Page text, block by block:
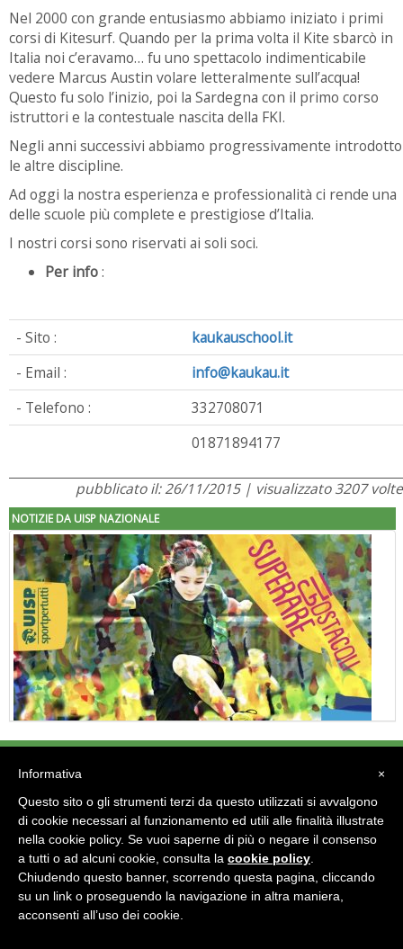
Nel 2000 con grande entusiasmo abbiamo iniziato i primi
corsi di Kitesurf. Quando per la prima volta il Kite sbarcò in
Italia noi c’eravamo… fu uno spettacolo indimenticabile
vedere Marcus Austin volare letteralmente sull’acqua!
Questo fu solo l’inizio, poi la Sardegna con il primo corso
istruttori e la contestuale nascita della FKI.
Negli anni successivi abbiamo progressivamente introdotto
le altre discipline.
Ad oggi la nostra esperienza e professionalità ci rende una
delle scuole più complete e prestigiose d’Italia.
I nostri corsi sono riservati ai soli soci.
Per info:
- Sito :
kaukauschool.it
- Email :
info@kaukau.it
- Telefono :
332708071
01871894177
pubblicato il: 26/11/2015 | visualizzato 3207 volte
NOTIZIE DA UISP NAZIONALE
"Superare gli ostacoli": la relazione di Tiziano Pesce al CN Uisp
e-mail:
Area Riservata 2.0
×
Informativa
Questo sito o gli strumenti terzi da questo utilizzati si avvalgono
di cookie necessari al funzionamento ed utili alle finalità illustrate
nella cookie policy. Se vuoi saperne di più o negare il consenso
a tutti o ad alcuni cookie, consulta la cookie policy
Chiudendo questo banner, scorrendo questa pagina, cliccando
su un link o proseguendo la navigazione in altra maniera,
acconsenti all’uso dei cookie.